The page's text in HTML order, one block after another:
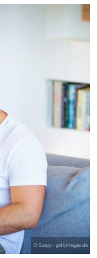
©Szepy - gettyimages.de